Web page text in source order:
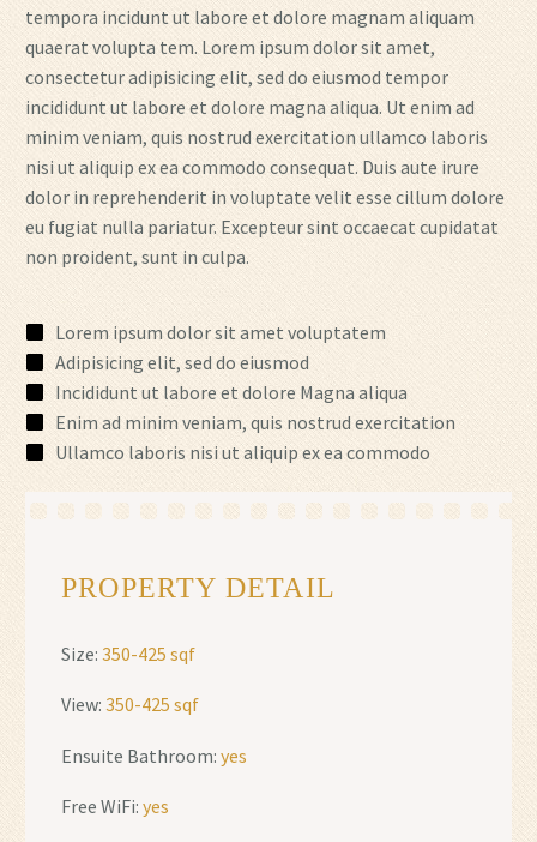
tempora incidunt ut labore et dolore magnam aliquam
quaerat volupta tem. Lorem ipsum dolor sit amet,
consectetur adipisicing elit, sed do eiusmod tempor
incididunt ut labore et dolore magna aliqua. Ut enim ad
minim veniam, quis nostrud exercitation ullamco laboris
nisi ut aliquip ex ea commodo consequat. Duis aute irure
dolor in reprehenderit in voluptate velit esse cillum dolore
eu fugiat nulla pariatur. Excepteur sint occaecat cupidatat
non proident, sunt in culpa.
Lorem ipsum dolor sit amet voluptatem
Adipisicing elit, sed do eiusmod
Incididunt ut labore et dolore Magna aliqua
Enim ad minim veniam, quis nostrud exercitation
Ullamco laboris nisi ut aliquip ex ea commodo
PROPERTY DETAIL
Size: 350-425 sqf
View: 350-425 sqf
Ensuite Bathroom: yes
Free WiFi: yes